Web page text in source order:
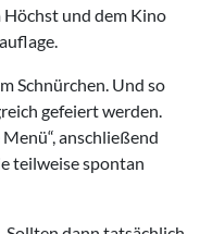
und dem Kino
Schnürchen. Und so
gefeiert werden.
anschließend
teilweise spontan